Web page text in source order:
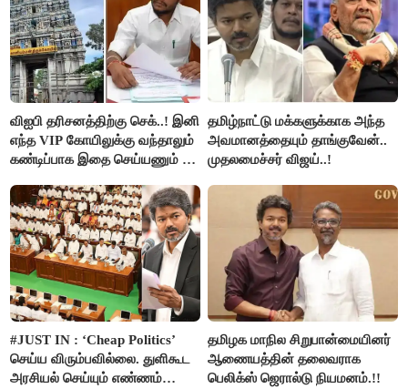
விஐபி தரிசனத்திற்கு செக்..! இனி
எந்த VIP கோயிலுக்கு வந்தாலும்
கண்டிப்பாக இதை செய்யணும் -
தமிழ்நாட்டு மக்களுக்காக அந்த
அவமானத்தையும் தாங்குவேன்..
முதலமைச்சர் விஜய்..!
#JUST IN : ‘Cheap Politics’
செய்ய விரும்பவில்லை. துளிகூட
அரசியல் செய்யும் எண்ணம்
தமிழக மாநில சிறுபான்மையினர்
ஆணையத்தின் தலைவராக
பெலிக்ஸ் ஜெரால்டு நியமனம்.!!